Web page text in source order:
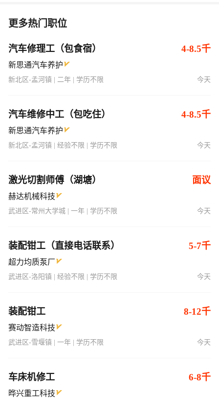
更多热门职位
汽车修理工（包食宿） 4-8.5千
新思通汽车养护
新北区-孟河镇 | 二年 | 学历不限 今天
汽车维修中工（包吃住） 4-8.5千
新思通汽车养护
新北区-孟河镇 | 经验不限 | 学历不限 今天
激光切割师傅（湖塘） 面议
赫达机械科技
武进区-常州大学城 | 一年 | 学历不限 今天
装配钳工（直接电话联系） 5-7千
超力均质泵厂
武进区-洛阳镇 | 经验不限 | 学历不限 今天
装配钳工 8-12千
赛动智造科技
武进区-雪堰镇 | 一年 | 学历不限 今天
车床机修工 6-8千
晔兴重工科技